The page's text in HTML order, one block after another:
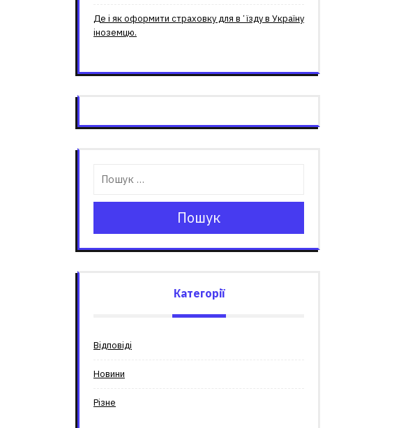
Де і як оформити страховку для вʼїзду в Україну
іноземцю.
Пошук
Категорії
Відповіді
Новини
Різне